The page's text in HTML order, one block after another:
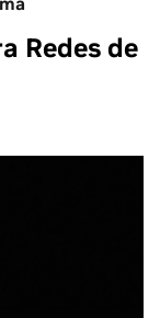
Redes de